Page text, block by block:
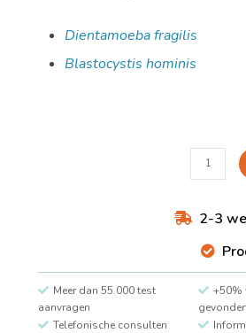
Dientamoeba fragilis
Blastocystis hominis
2-3
Meer dan 55.000 test
aanvragen
+50%
gevonden
Telefonische consulten